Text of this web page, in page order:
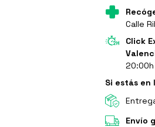
Calle
Click
20:00h
Si estás en
Envío